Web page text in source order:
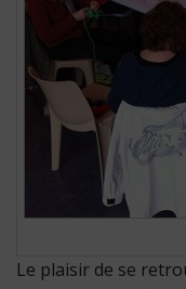
Le plaisir de se